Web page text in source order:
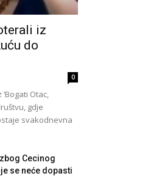
iz
do
0
Otac,
gdje
svakodnevna
Cecinog
se neće dopasti